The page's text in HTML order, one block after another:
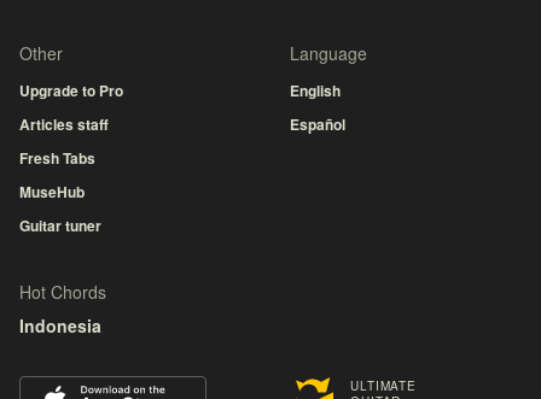
ULTIMATE
Other
Upgrade to Pro
Articles staff
Fresh Tabs
MuseHub
Guitar tuner
Language
English
Español
Hot Chords
Indonesia